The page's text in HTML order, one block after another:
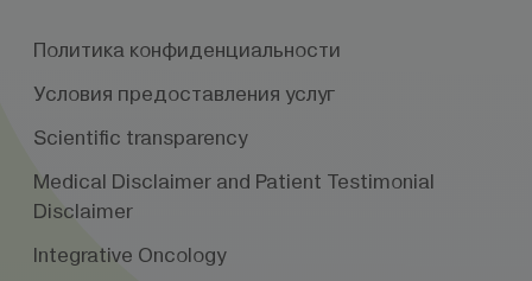
Политика конфиденциальности
Условия предоставления услуг
Scientific transparency
Medical Disclaimer and Patient Testimonial
Disclaimer
Integrative Oncology